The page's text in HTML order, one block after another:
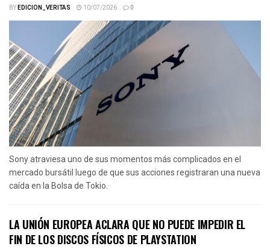
BYEDICION_VERITAS 10/07/2026 0
Sony atraviesa uno de sus momentos más complicados en el
mercado bursátil luego de que sus acciones registraran una nueva
caída en la Bolsa de Tokio.
LA UNIÓN EUROPEA ACLARA QUE NO PUEDE IMPEDIR EL
FIN DE LOS DISCOS FÍSICOS DE PLAYSTATION